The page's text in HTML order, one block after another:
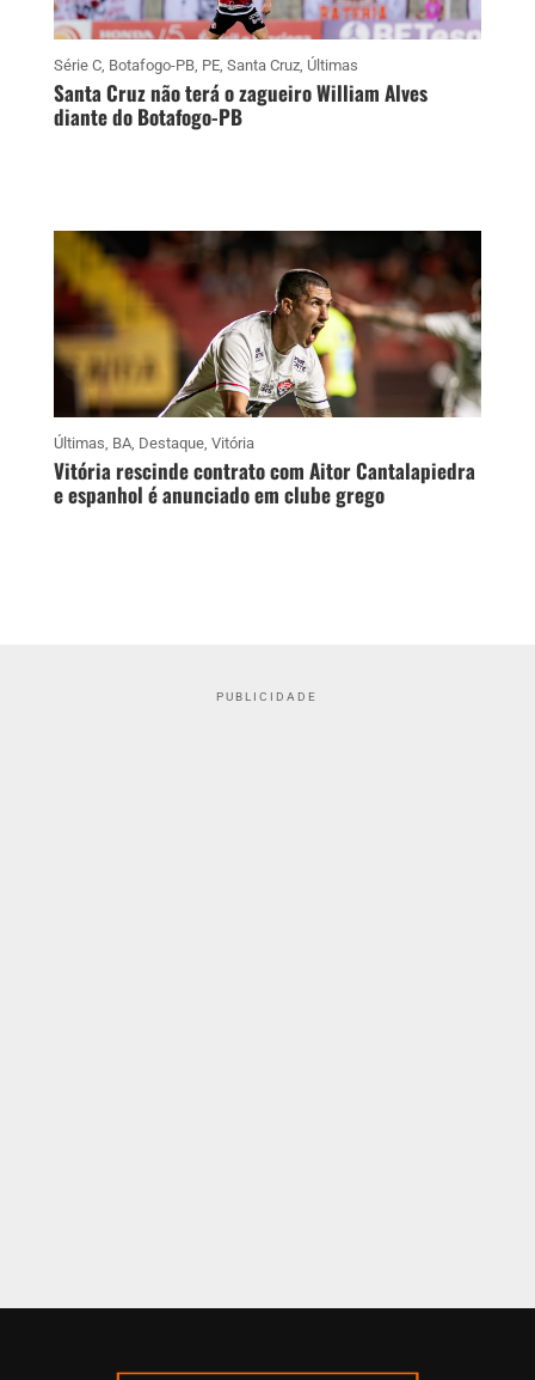
Série C, Botafogo-PB, PE, Santa Cruz, Últimas
Santa Cruz não terá o zagueiro William Alves
diante do Botafogo-PB
Últimas, BA, Destaque, Vitória
Vitória rescinde contrato com Aitor Cantalapiedra
e espanhol é anunciado em clube grego
PUBLICIDADE